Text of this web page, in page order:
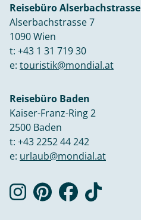
Reisebüro Alserbachstrasse
Alserbachstrasse 7
1090 Wien
t: +43 1 31 719 30
e: touristik@mondial.at
Reisebüro Baden
Kaiser-Franz-Ring 2
2500 Baden
t: +43 2252 44 242
e: urlaub@mondial.at